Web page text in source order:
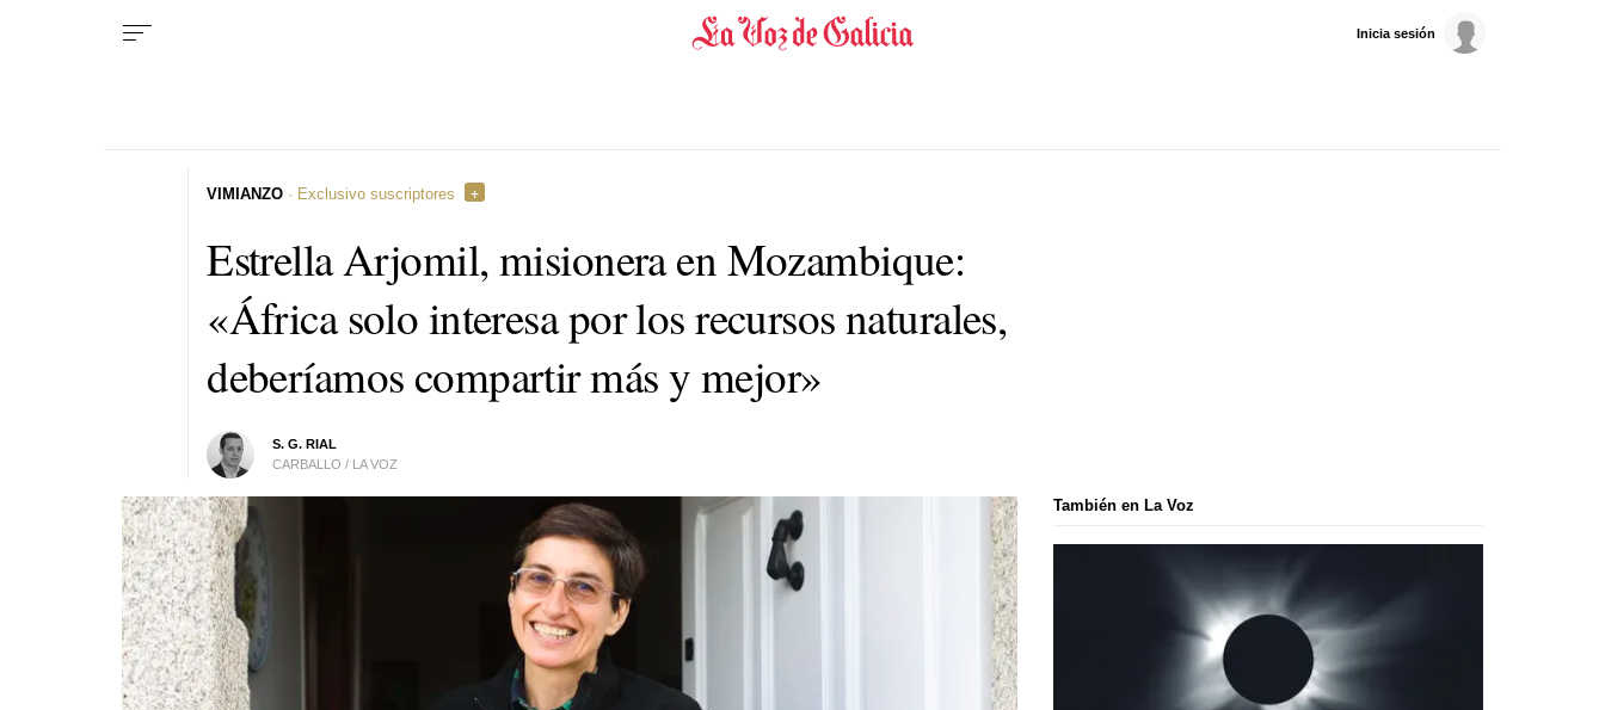
Inicia sesión
Estrella Arjomil, misionera en Mozambique:
«África solo interesa por los recursos naturales,
deberíamos compartir más y mejor»
S. G. RIAL
CARBALLO / LA VOZ
VIMIANZO · Exclusivo suscriptores
También en La Voz